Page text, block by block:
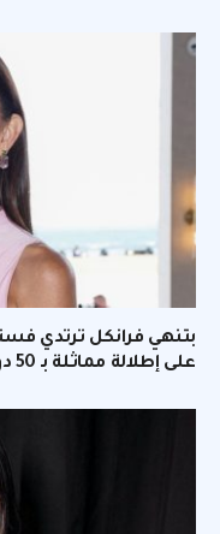
بتنهي فرانكل ترتدي
على إطلالة مماثلة بـ 50 دولارًا.